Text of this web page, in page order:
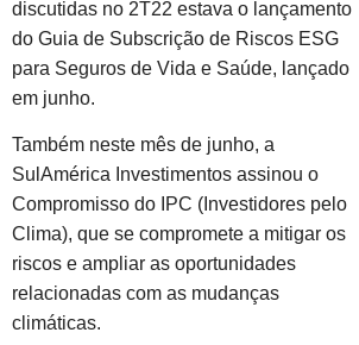
discutidas no 2T22 estava o lançamento
do Guia de Subscrição de Riscos ESG
para Seguros de Vida e Saúde, lançado
em junho.
Também neste mês de junho, a
SulAmérica Investimentos assinou o
Compromisso do IPC (Investidores pelo
Clima), que se compromete a mitigar os
riscos e ampliar as oportunidades
relacionadas com as mudanças
climáticas.